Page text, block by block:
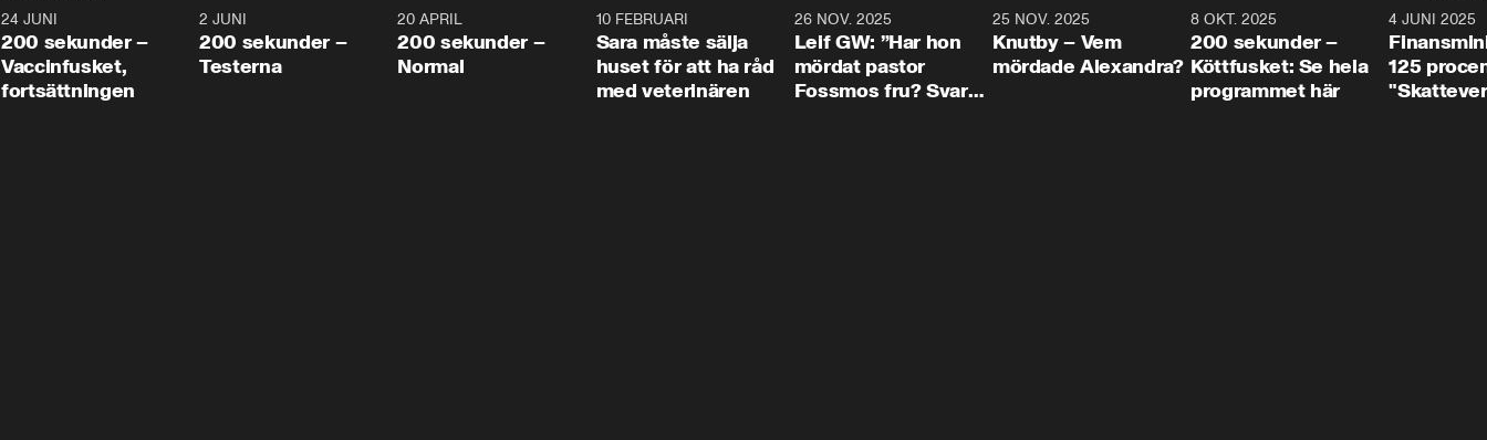
5:00
24 JUNI
200 sekunder –
Vaccinfusket,
fortsättningen
4:23
2 JUNI
200 sekunder –
Testerna
20 APRIL
200 sekunder –
Normal
10 FEBRUARI
Sara måste sälja
huset för att ha råd
med veterinären
26 NOV. 2025
Leif GW: ”Har hon
mördat pastor
Fossmos fru? Svar
31:05
25 NOV. 2025
Knutby – Vem
mördade Alexandra?
4:29
8 OKT. 2025
200 sekunder –
Köttfusket: Se hela
programmet här
4 JUNI 2025
125